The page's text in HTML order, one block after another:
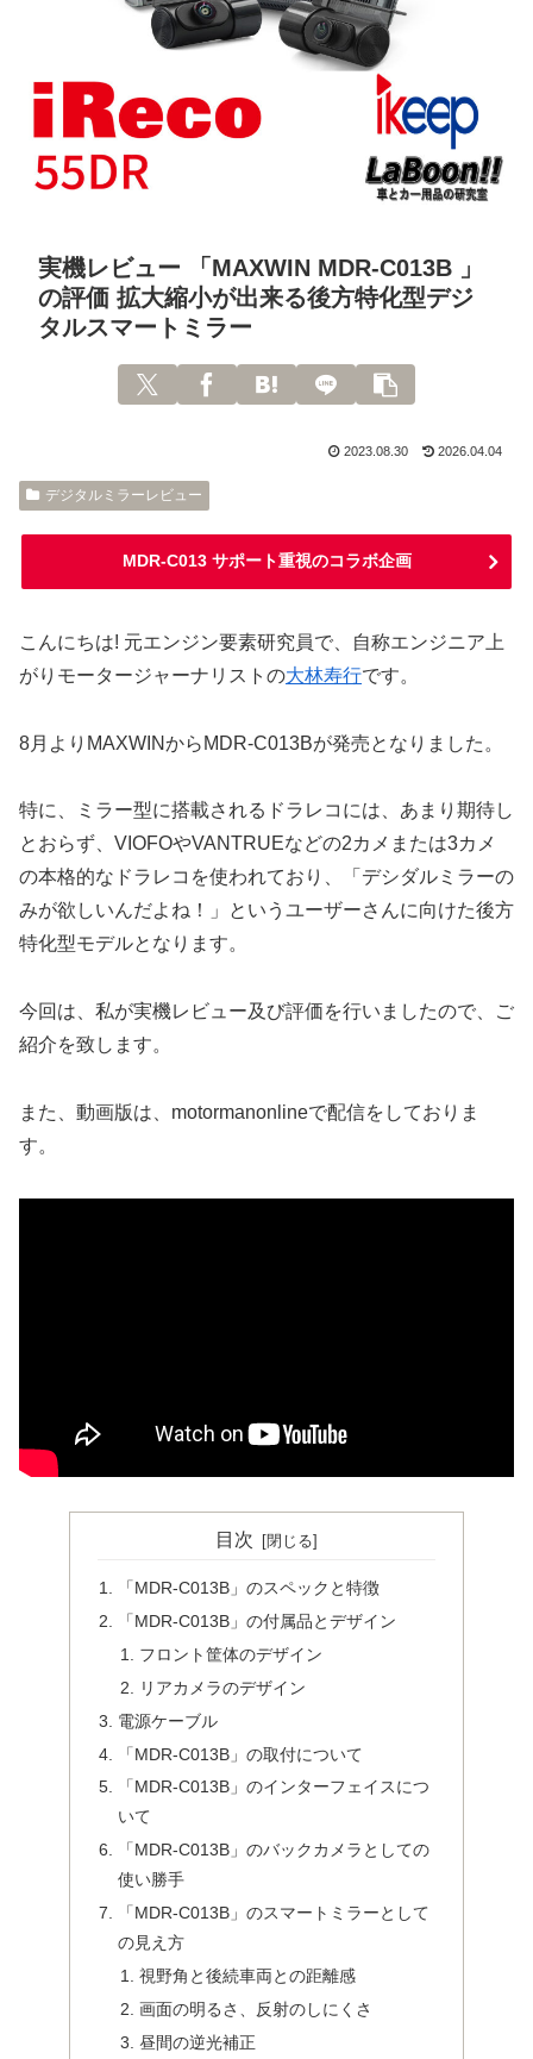
実機レビュー 「MAXWIN MDR-C013B 」
の評価 拡大縮小が出来る後方特化型デジ
タルスマートミラー
2023.08.30 2026.04.04
デジタルミラーレビュー
MDR-C013 サポート重視のコラボ企画
こんにちは! 元エンジン要素研究員で、自称エンジニア上
がりモータージャーナリストの大林寿行です。
8月よりMAXWINからMDR-C013Bが発売となりました。
特に、ミラー型に搭載されるドラレコには、あまり期待し
とおらず、VIOFOやVANTRUEなどの2カメまたは3カメ
の本格的なドラレコを使われており、「デシダルミラーの
みが欲しいんだよね！」というユーザーさんに向けた後方
特化型モデルとなります。
今回は、私が実機レビュー及び評価を行いましたので、ご
紹介を致します。
また、動画版は、motormanonlineで配信をしておりま
す。
目次
「MDR-C013B」のスペックと特徴
「MDR-C013B」の付属品とデザイン
フロント筐体のデザイン
リアカメラのデザイン
電源ケーブル
「MDR-C013B」の取付について
「MDR-C013B」のインターフェイスにつ
いて
「MDR-C013B」のバックカメラとしての
使い勝手
「MDR-C013B」のスマートミラーとして
の見え方
視野角と後続車両との距離感
画面の明るさ、反射のしにくさ
昼間の逆光補正